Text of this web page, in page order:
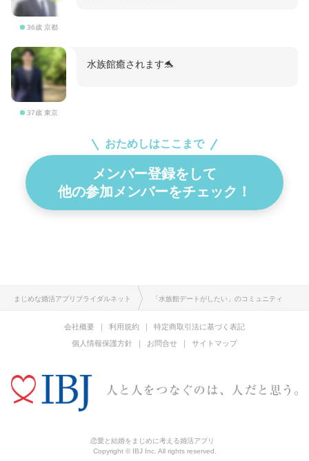
36歳 京都
37歳 東京
水族館癒されます🐬
おためしはここまで
メンバー登録をして
他の参加メンバーをチェック！
まじめな婚活アプリブライダルネット 「水族館デートがしたい」のコミュニティ
会社概要 利用規約
特定商取引法に基づく表記
個人情報保護方針
お問合せ サイトマップ
恋愛と結婚をまじめに考える婚活アプリ
Copyright © IBJ Inc. All rights reserved.